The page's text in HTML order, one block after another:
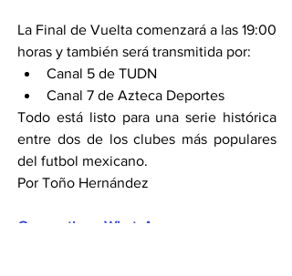
La Final de Vuelta comenzará a las 19:00
horas y también será transmitida por:
Canal 5 de TUDN
Canal 7 de Azteca Deportes
Todo está listo para una serie histórica
entre dos de los clubes más populares
del futbol mexicano.
Por Toño Hernández
Compartir en WhatsApp